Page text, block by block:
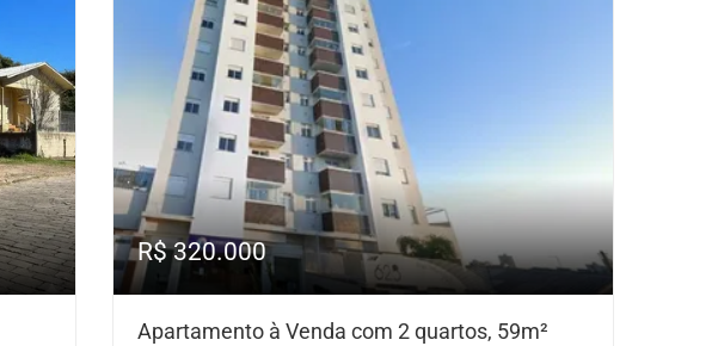
R$ 320.000
Apartamento à Venda com 2 quartos, 59m²